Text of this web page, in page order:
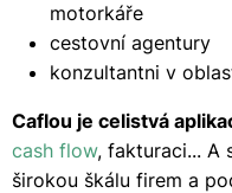
motorkáře
cestovní agentury
konzultantni v
Caflou je celistvá
cash flow, fakturaci... A
širokou škálu firem a